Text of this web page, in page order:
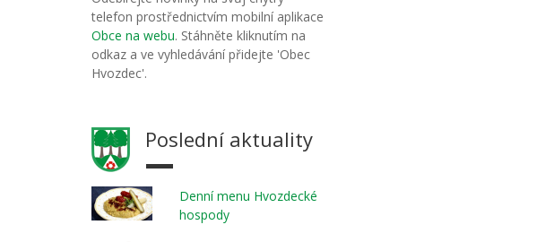
telefon prostřednictvím mobilní aplikace
Obce na webu. Stáhněte kliknutím na
odkaz a ve vyhledávání přidejte 'Obec
Hvozdec'.
Poslední aktuality
Denní menu Hvozdecké
hospody